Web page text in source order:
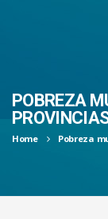
POBREZA
Home Pobreza